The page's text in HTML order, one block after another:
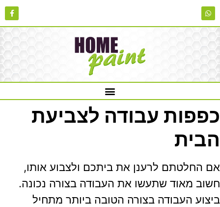
כפפות עבודה לצביעת
הבית
אם החלטתם לרענן את ביתכם ולצבוע אותו,
חשוב מאוד שתעשו את העבודה בצורה נכונה.
ביצוע העבודה בצורה הטובה ביותר מתחיל